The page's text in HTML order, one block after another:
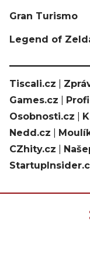
Gran Turismo
Legend of
Tiscali.cz
Games.cz
Osobnosti.cz
Nedd.cz
CZhity.cz